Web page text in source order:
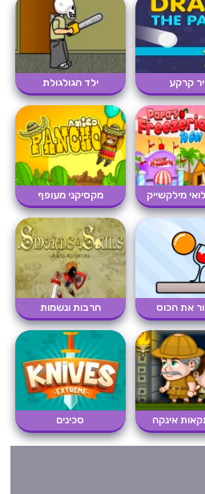
קרקע ילד הגולגולת
מילקשייק מקסיקני מעופף
את הכוס חרבות ונשמות
אינקה סכינים